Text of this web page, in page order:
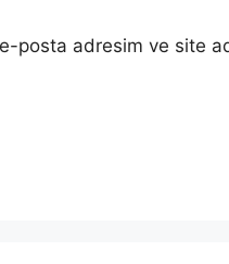
e-posta adresim ve site